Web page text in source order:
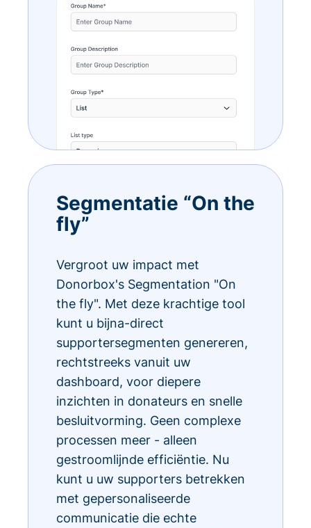
Segmentatie “On the
fly”
Vergroot uw impact met
Donorbox's Segmentation "On
the fly". Met deze krachtige tool
kunt u bijna-direct
supportersegmenten genereren,
rechtstreeks vanuit uw
dashboard, voor diepere
inzichten in donateurs en snelle
besluitvorming. Geen complexe
processen meer - alleen
gestroomlijnde efficiëntie. Nu
kunt u uw supporters betrekken
met gepersonaliseerde
communicatie die echte